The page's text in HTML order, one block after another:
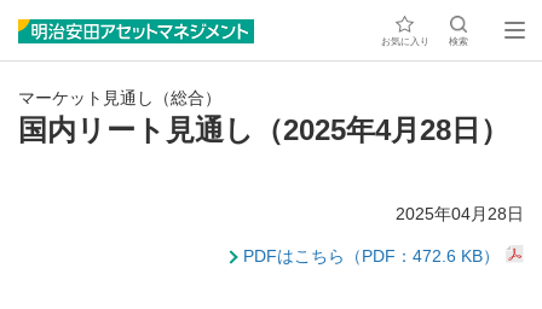
お気に入り 検索
マーケット見通し（総合）
国内リート見通し（2025年4月28日）
2025年04月28日
PDFはこちら（PDF：472.6 KB）